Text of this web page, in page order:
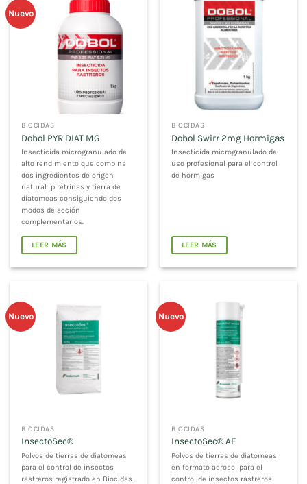
Nuevo
BIOCIDAS
Dobol PYR DIAT MG
Insecticida microgranulado de
alto rendimiento que combina
dos ingredientes de origen
natural: piretrinas y tierra de
diatomeas consiguiendo dos
modos de acción
complementarios.
LEER MÁS
BIOCIDAS
Dobol Swirr 2mg Hormigas
Insecticida microgranulado de
uso profesional para el control
de hormigas
LEER MÁS
Nuevo
BIOCIDAS
InsectoSec®
Polvos de tierras de diatomeas
para el control de insectos
rastreros registrado en Biocidas.
Nuevo
BIOCIDAS
InsectoSec® AE
Polvos de tierras de diatomeas
en formato aerosol para el
control de insectos rastreros.